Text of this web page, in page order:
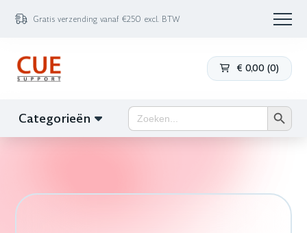
Gratis verzending vanaf €250 excl. BTW
€ 0,00 (0)
Categorieën Zoek
naar: